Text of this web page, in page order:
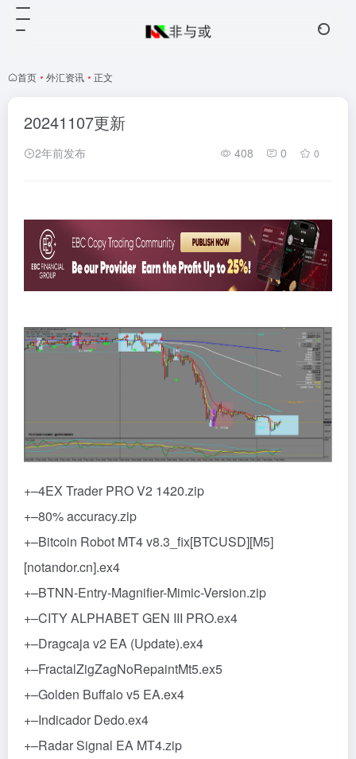
首页 • 外汇资讯 • 正文
20241107更新
2年前发布 408 0 0
+–4EX Trader PRO V2 1420.zip
+–80% accuracy.zip
+–Bitcoin Robot MT4 v8.3_fix[BTCUSD][M5]
[notandor.cn].ex4
+–BTNN-Entry-Magnifier-Mimic-Version.zip
+–CITY ALPHABET GEN III PRO.ex4
+–Dragcaja v2 EA (Update).ex4
+–FractalZigZagNoRepaintMt5.ex5
+–Golden Buffalo v5 EA.ex4
+–Indicador Dedo.ex4
+–Radar Signal EA MT4.zip